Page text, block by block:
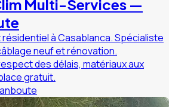
Multi-Services —
à Casablanca. Spécialiste
neuf et rénovation.
des délais, matériaux aux
gratuit.